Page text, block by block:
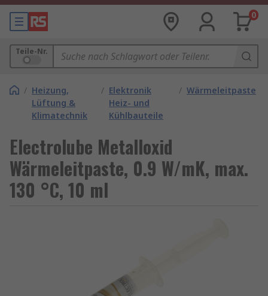
0
Teile-Nr.
/ Heizung,
Lüftung &
Klimatechnik
/ Elektronik
Heiz- und
Kühlbauteile
/ Wärmeleitpaste
Electrolube Metalloxid
Wärmeleitpaste, 0.9 W/mK, max.
130 °C, 10 ml